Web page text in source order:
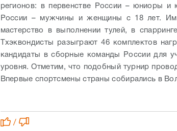
регионов: в первенстве России – юниоры
России – мужчины и женщины с 18 лет. Им
мастерство в выполнении тулей, в
Тхэквондисты разыграют 46 комплектов
кандидаты в сборные команды России для
уровня.Отметим, что подобный турнир
Впервые спортсмены страны собирались в
/